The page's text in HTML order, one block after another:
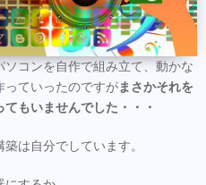
コンを自作で組み立て、動かな
っていったのですがまさかそれを
もいませんでした・・・
は自分でしています。